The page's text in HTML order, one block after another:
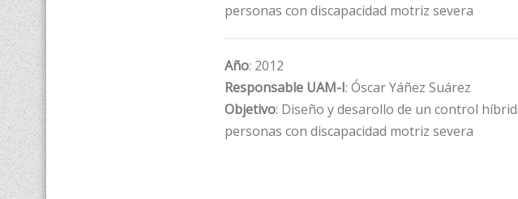
personas con discapacidad motriz severa
Año: 2012
Responsable UAM-I: Óscar Yáñez Suárez
Objetivo: Diseño y desarollo de un control
personas con discapacidad motriz severa